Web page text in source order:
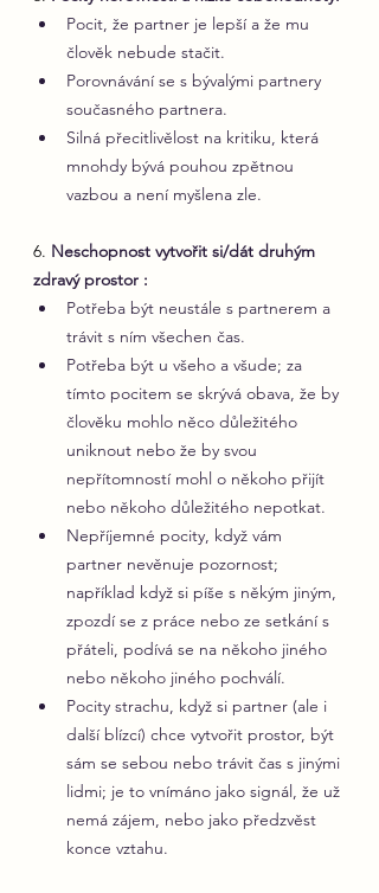
Pocit, že partner je lepší a že mu
člověk nebude stačit.
Porovnávání se s bývalými partnery
současného partnera.
Silná přecitlivělost na kritiku, která
mnohdy bývá pouhou zpětnou
vazbou a není myšlena zle.
6. Neschopnost vytvořit si/dát druhým
zdravý prostor :
Potřeba být neustále s partnerem a
trávit s ním všechen čas.
Potřeba být u všeho a všude; za
tímto pocitem se skrývá obava, že by
člověku mohlo něco důležitého
uniknout nebo že by svou
nepřítomností mohl o někoho přijít
nebo někoho důležitého nepotkat.
Nepříjemné pocity, když vám
partner nevěnuje pozornost;
například když si píše s někým jiným,
zpozdí se z práce nebo ze setkání s
přáteli, podívá se na někoho jiného
nebo někoho jiného pochválí.
Pocity strachu, když si partner (ale i
další blízcí) chce vytvořit prostor, být
sám se sebou nebo trávit čas s jinými
lidmi; je to vnímáno jako signál, že už
nemá zájem, nebo jako předzvěst
konce vztahu.